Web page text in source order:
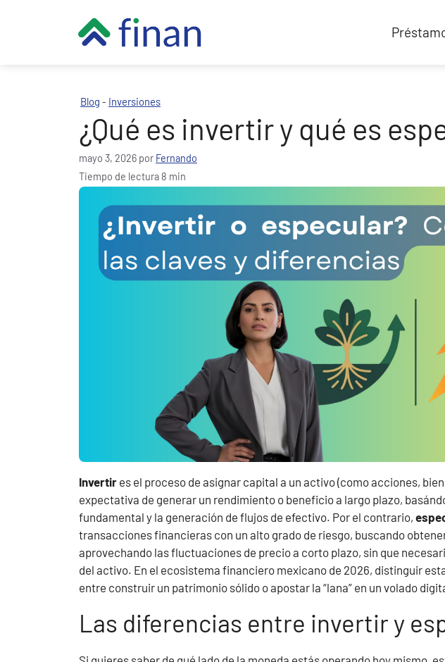
Blog - Inversiones
¿Qué es invertir y qué es
mayo 3, 2026 por Fernando
Tiempo de lectura 8 min
Invertir es el proceso de asignar capital a un activo (como acciones,
expectativa de generar un rendimiento o beneficio a largo plazo,
fundamental y la generación de flujos de efectivo. Por el contrario,
transacciones financieras con un alto grado de riesgo, buscando
aprovechando las fluctuaciones de precio a corto plazo, sin que
del activo. En el ecosistema financiero mexicano de 2026, distinguir
entre construir un patrimonio sólido o apostar la “lana” en un volado
Las diferencias entre invertir y